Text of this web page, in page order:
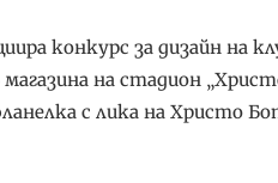
конкурс за дизайн на
на стадион
с лика на Христо